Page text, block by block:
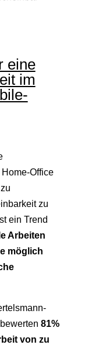
eine
im
Office
zu
ein Trend
Arbeiten
möglich
81%
von zu